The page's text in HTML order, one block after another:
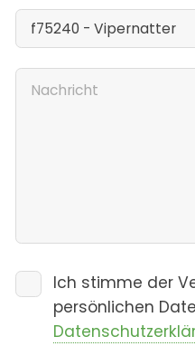
Ich stimme der
persönlichen